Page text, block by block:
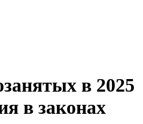
в 2025
в законах